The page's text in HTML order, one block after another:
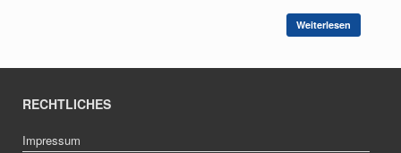
Weiterlesen
RECHTLICHES
Impressum